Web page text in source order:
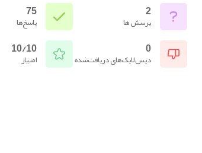
2
پرسش ها
75
پاسخ‌ها
0
دیس‌لایک‌های دریافت‌شده
10/10
امتیاز